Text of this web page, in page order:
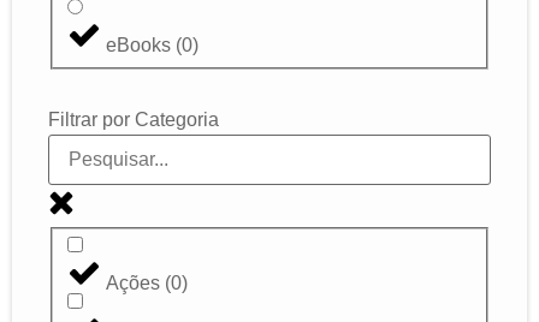
eBooks (0)
Filtrar por Categoria
Ações (0)